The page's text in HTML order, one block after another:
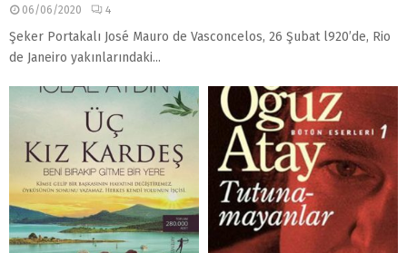
06/06/2020 4
Şeker Portakalı José Mauro de Vasconcelos, 26 Şubat l920’de, Rio
de Janeiro yakınlarındaki...